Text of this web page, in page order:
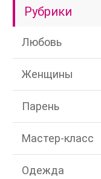
Рубрики
Любовь
Женщины
Парень
Мастер-класс
Одежда